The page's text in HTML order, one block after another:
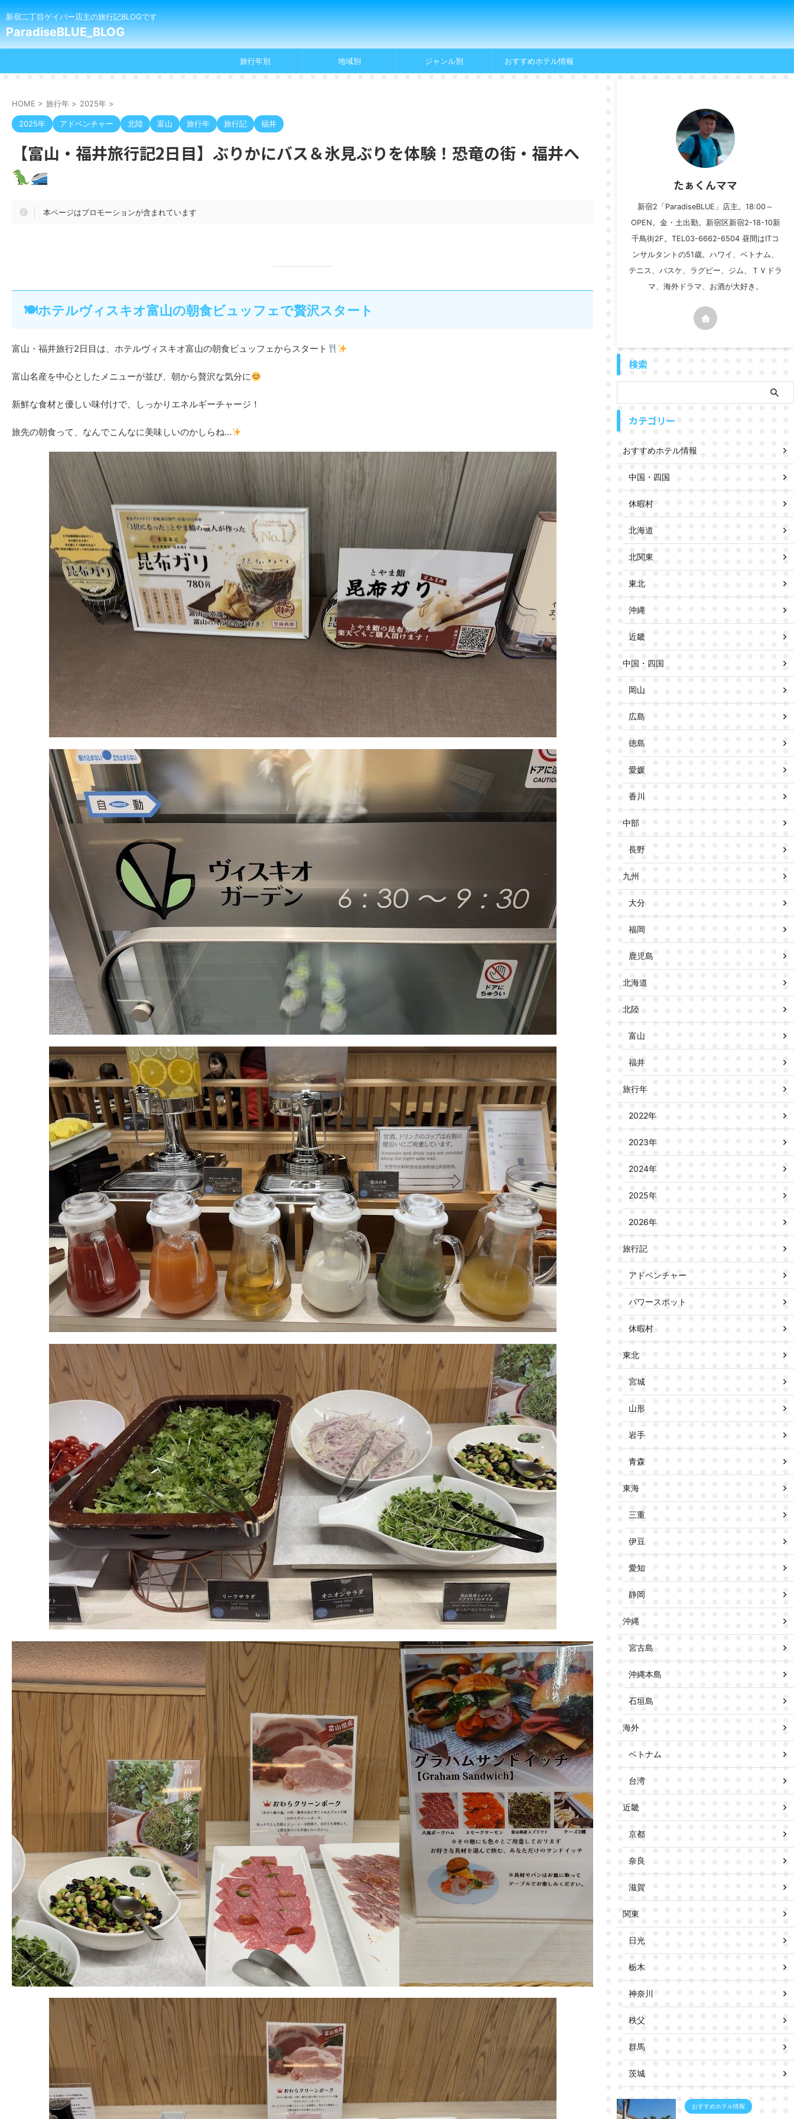
新宿二丁目ゲイバー店主の旅行記BLOGです
ParadiseBLUE_BLOG
旅行年別 地域別 ジャンル別 おすすめホテル情報
HOME > 旅行年 > 2025年 >
2025年 アドベンチャー 北陸 富山 旅行年 旅行記 福井
【富山・福井旅行記2日目】ぶりかにバス＆氷見ぶりを体験！恐竜の街・福井へ
本ページはプロモーションが含まれています
🍽ホテルヴィスキオ富山の朝食ビュッフェで贅沢スタート
富山・福井旅行2日目は、ホテルヴィスキオ富山の朝食ビュッフェからスタート
富山名産を中心としたメニューが並び、朝から贅沢な気分に
新鮮な食材と優しい味付けで、しっかりエネルギーチャージ！
旅先の朝食って、なんでこんなに美味しいのかしらね…
たぁくんママ
新宿2「ParadiseBLUE」店主。18:00～
OPEN。金・土出勤。新宿区新宿2-18-10新
千鳥街2F。TEL03-6662-6504 昼間はITコ
ンサルタントの51歳。ハワイ、ベトナム、
テニス、バスケ、ラグビー、ジム、ＴＶドラ
マ、海外ドラマ、お酒が大好き。
検索
カテゴリー
おすすめホテル情報
中国・四国
休暇村
北海道
北関東
東北
沖縄
近畿
中国・四国
岡山
広島
徳島
愛媛
香川
中部
長野
九州
大分
福岡
鹿児島
北海道
北陸
富山
福井
旅行年
2022年
2023年
2024年
2025年
2026年
旅行記
アドベンチャー
パワースポット
休暇村
東北
宮城
山形
岩手
青森
東海
三重
伊豆
愛知
静岡
沖縄
宮古島
沖縄本島
石垣島
海外
ベトナム
台湾
近畿
京都
奈良
滋賀
関東
日光
栃木
神奈川
秩父
群馬
茨城
おすすめホテル情報